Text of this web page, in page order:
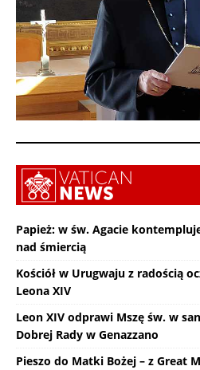
Papież: w św. Agacie
nad śmiercią
Kościół w Urugwaju z radością
Leona XIV
Leon XIV odprawi Mszę św. w
Dobrej Rady w Genazzano
Pieszo do Matki Bożej – z Great